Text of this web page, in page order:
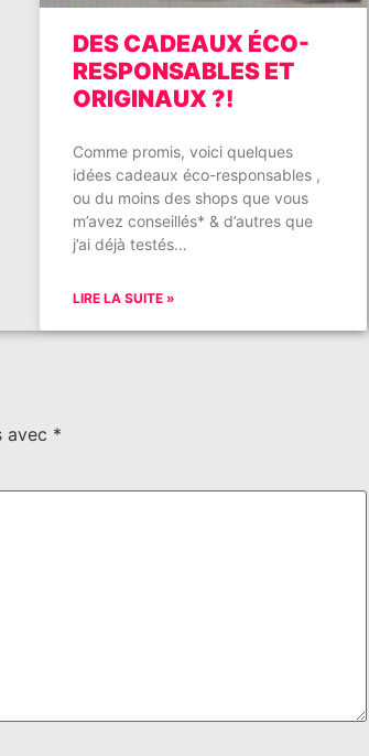
DES CADEAUX ÉCO-
RESPONSABLES ET
ORIGINAUX ?!
Comme promis, voici quelques
idées cadeaux éco-responsables ,
ou du moins des shops que vous
m’avez conseillés* & d’autres que
j’ai déjà testés…
LIRE LA SUITE »
avec *